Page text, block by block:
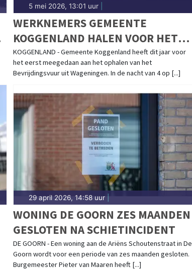
5 mei 2026, 13:01 uur|
WERKNEMERS GEMEENTE
KOGGENLAND HALEN VOOR HET
EERST BEVRIJDINGSVUUR OP
KOGGENLAND - Gemeente Koggenland heeft dit jaar voor
het eerst meegedaan aan het ophalen van het
Bevrijdingsvuur uit Wageningen. In de nacht van 4 op [...]
29 april 2026, 14:58 uur|
WONING DE GOORN ZES MAANDEN
GESLOTEN NA SCHIETINCIDENT
DE GOORN - Een woning aan de Ariëns Schoutenstraat in De
Goorn wordt voor een periode van zes maanden gesloten.
Burgemeester Pieter van Maaren heeft [...]